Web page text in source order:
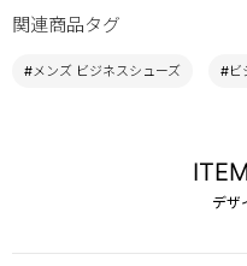
関連商品タグ
#メンズ ビジネスシューズ #ビ
デザ